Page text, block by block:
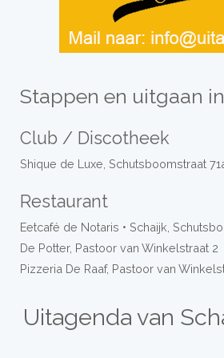
Stappen en uitgaan
Club / Discotheek
Shique de Luxe, Schutsboomstraat
Restaurant
Eetcafé de Notaris • Schaijk,
De Potter, Pastoor van Winkelstraat 2
Pizzeria De Raaf, Pastoor van
Uitagenda van